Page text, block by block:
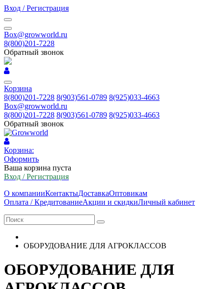
Вход / Регистрация
Box@growworld.ru
8(800)201-7228
Обратный звонок
Корзина
8(800)201-7228 8(903)561-0789 8(925)033-4663
Box@growworld.ru
8(800)201-7228 8(903)561-0789 8(925)033-4663
Обратный звонок
Корзина:
Оформить
Ваша корзина пуста
Вход / Регистрация
О компанииКонтактыДоставкаОптовикам
Оплата / КредитованиеАкции и скидкиЛичный кабинет
ОБОРУДОВАНИЕ ДЛЯ АГРОКЛАССОВ
ОБОРУДОВАНИЕ ДЛЯ